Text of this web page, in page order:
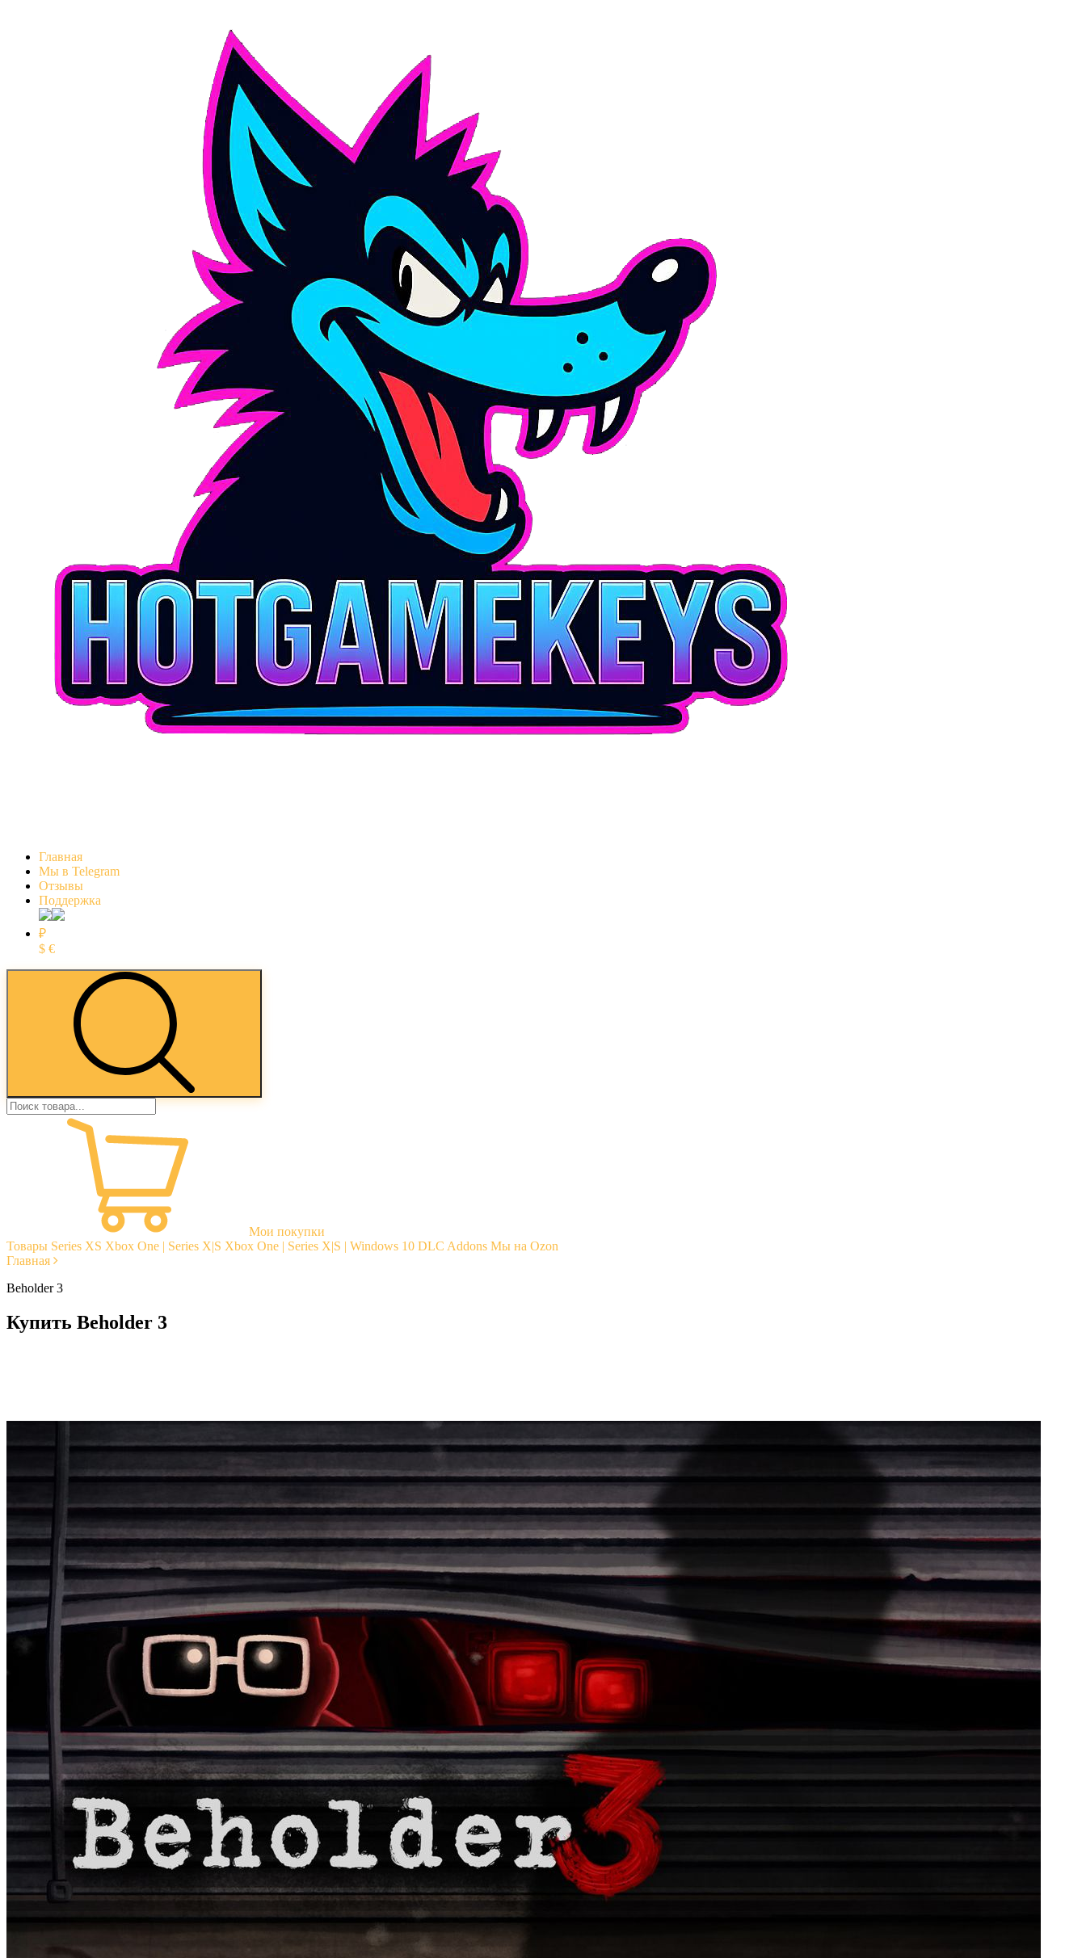
Главная
Мы в Telegram
Отзывы
Поддержка
₽
$ €
Мои покупки
Товары Series XS Xbox One | Series X|S Xbox One | Series X|S | Windows 10 DLC Addons Мы на Ozon
Главная
Beholder 3
Купить Beholder 3